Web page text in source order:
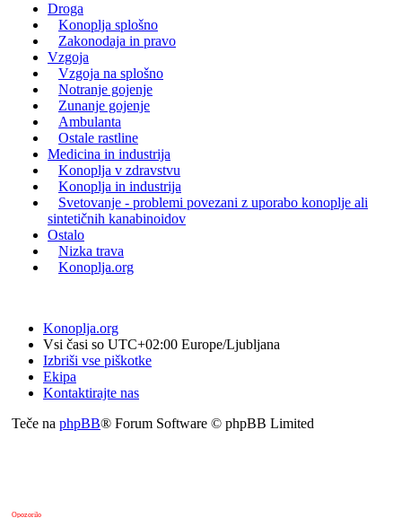
Droga
Konoplja splošno
Zakonodaja in pravo
Vzgoja
Vzgoja na splošno
Notranje gojenje
Zunanje gojenje
Ambulanta
Ostale rastline
Medicina in industrija
Konoplja v zdravstvu
Konoplja in industrija
Svetovanje - problemi povezani z uporabo konoplje ali
sintetičnih kanabinoidov
Ostalo
Nizka trava
Konoplja.org
Konoplja.org
Vsi časi so UTC+02:00 Europe/Ljubljana
Izbriši vse piškotke
Ekipa
Kontaktirajte nas
Teče na phpBB® Forum Software © phpBB Limited
Opozorilo